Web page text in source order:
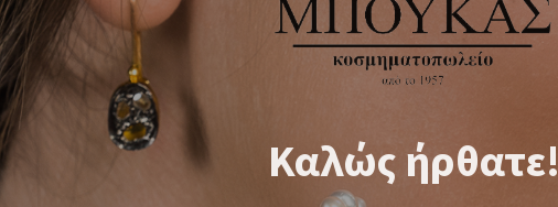
Καλώς ήρθατε!